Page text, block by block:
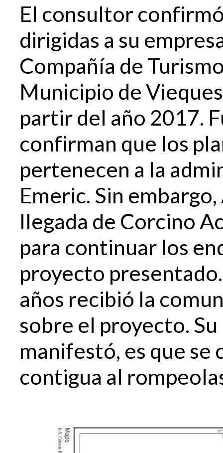
El consultor
dirigidas a su
Compañía de
Municipio de
partir del año 2017.
confirman que los
pertenecen a la
Emeric. Sin
llegada de Corcino
para continuar los
proyecto
años recibió la
sobre el proyecto.
manifestó, es que se
contigua al